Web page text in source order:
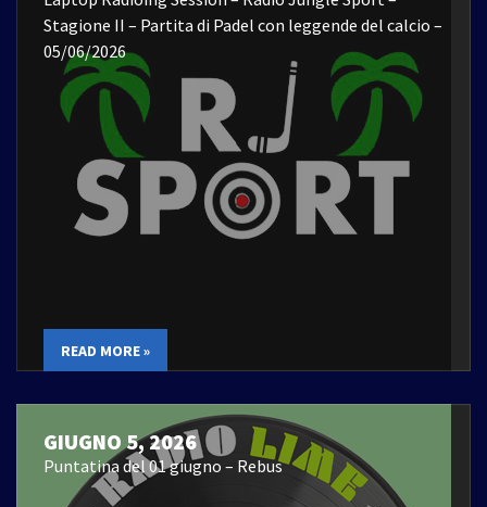
Stagione II – Partita di Padel con leggende del calcio –
05/06/2026
READ MORE »
GIUGNO 5, 2026
Puntatina del 01 giugno – Rebus